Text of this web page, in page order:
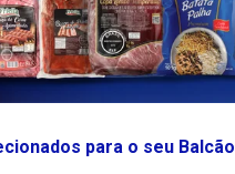
para o seu Balcão